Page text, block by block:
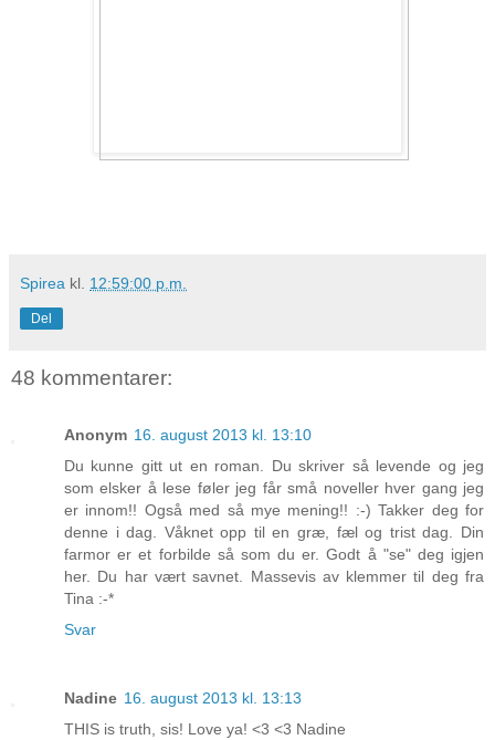
Spirea kl. 12:59:00 p.m.
Del
48 kommentarer:
Anonym 16. august 2013 kl. 13:10
Du kunne gitt ut en roman. Du skriver så levende og jeg
som elsker å lese føler jeg får små noveller hver gang jeg
er innom!! Også med så mye mening!! :-) Takker deg for
denne i dag. Våknet opp til en græ, fæl og trist dag. Din
farmor er et forbilde så som du er. Godt å "se" deg igjen
her. Du har vært savnet. Massevis av klemmer til deg fra
Tina :-*
Svar
Nadine 16. august 2013 kl. 13:13
THIS is truth, sis! Love ya! <3 <3 Nadine